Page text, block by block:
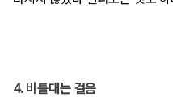
4. 비틀대는 걸음